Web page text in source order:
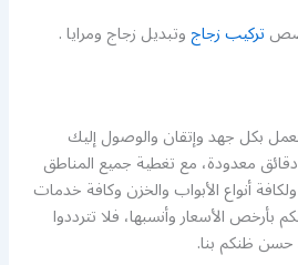
تركيب زجاجوتبديل زجاج ومرايا .
بكل جهد وإتقان والوصول إليك
معدودة، مع تغطية جميع المناطق
أنواع الأبواب والخزن وكافة خدمات
بأرخص الأسعار وأنسبها، فلا تترددوا
حسن ظنكم بنا.